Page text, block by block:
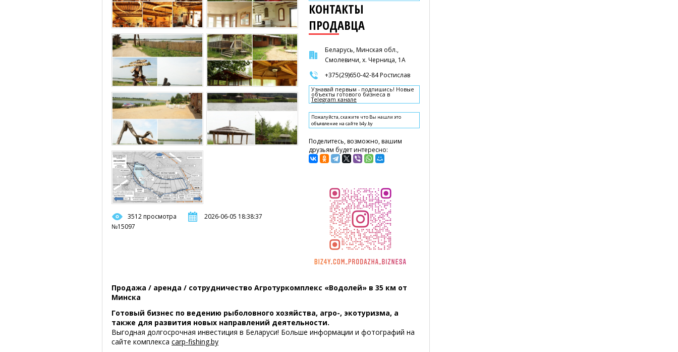
3512 просмотра
2026-06-05 18:38:37
№15097
КОНТАКТЫ
ПРОДАВЦА
Беларусь, Минская обл.,
Смолевичи, х. Черница, 1А
+375(29)650-42-84 Ростислав
Узнавай первым - подпишись! Новые
объекты готового бизнеса в
Telegram канале
Пожалуйста, скажите что Вы нашли это
объявление на сайте b4y.by
Поделитесь, возможно, вашим
друзьям будет интересно:
Продажа / аренда / сотрудничество Агротуркомплекс «Водолей» в 35 км от
Минска
Готовый бизнес по ведению рыболовного хозяйства, агро-, экотуризма, а
также для развития новых направлений деятельности.
Выгодная долгосрочная инвестиция в Беларуси! Больше информации и фотографий на
сайте комплекса carp-fishing.by